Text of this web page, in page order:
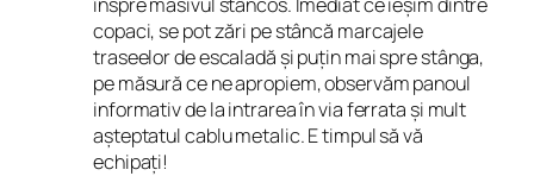
copaci, se pot zări pe stâncă marcajele
traseelor de escaladă și puțin mai spre stânga,
pe măsură ce ne apropiem, observăm panoul
informativ de la intrarea în via ferrata și mult
așteptatul cablu metalic. E timpul să vă
echipați!